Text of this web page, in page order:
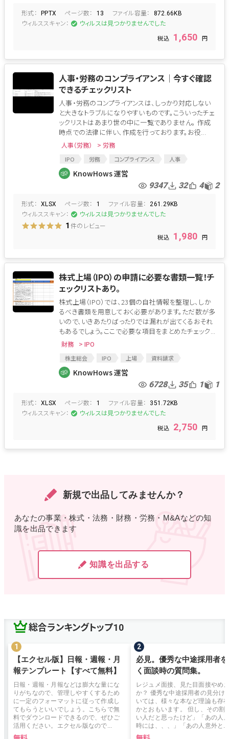
形式： PPTX ページ数： 13 ファイル容量： 872.66KB
ウィルススキャン： ウィルスは見つかりませんでした
1,650
人事・労務のコンプライアンス│今すぐ確認
できるチェックリスト
人事・労務のコンプライアンスは、しっかり対応しない
と大きなトラブルになりやすいものです。こういったチェ
ックリストはあまり世の中に一覧でありません。 作成
時点での法律に伴い、作成を行っております。お役...
人事（労務） > 労務
IPO 労務 コンプライアンス
人事
リスク
労務管理
IPOチェックリスト
リスク回避
チェックリスト
労働問題
KnowHows 運営
9347 32 4 2
形式： XLSX ページ数： 1 ファイル容量： 261.29KB
ウィルススキャン： ウィルスは見つかりませんでした
1 件のレビュー
1,980
株式上場（IPO）の申請に必要な書類一覧！チ
ェックリストあり。
株式上場（IPO）では、23個の自社情報を整理し、しか
るべき書類を用意しておく必要があります。ただ数が多
いので、いきあたりばったりでは漏れが出てくるおそれ
もあるでしょう。ここで必要な項目をまとめたチェック...
財務 > IPO
株主総会 IPO 上場
資料請求
上場適格
反社会的勢力の排除
経営管理
業務管理
資産管理
関係会社
コンプライアンス 上場準備
KnowHows 運営
6728 35 1 1
形式： XLSX ページ数： 1 ファイル容量： 351.72KB
ウィルススキャン： ウィルスは見つかりませんでした
2,750
新規で出品してみませんか？
あなたの事業・株式・法務・財務・労務・M&Aなどの知
識を出品できます
知識を出品する
総合ランキングトップ10
【エクセル版】日報・週報・月
報テンプレート【すべて無料】
日報・週報・月報などは膨大な量にな
りがちなので、管理しやすくするため
に一定のフォーマットに従って作成し
てもらうといいでしょう。こちらで無
料でダウンロードできるので、ぜひご
活用ください。エクセル版なので...
必見。優秀な中途採用者
く面談時の質問集。
レジュメ面接、見た目面接やめ
か？ 優秀な中途採用者の見分け
いては、様々な本など理論も存
かとおもいます。 但し、その割
い人だと思ったけど」「あの人
時には、、、」「あの人意外と...